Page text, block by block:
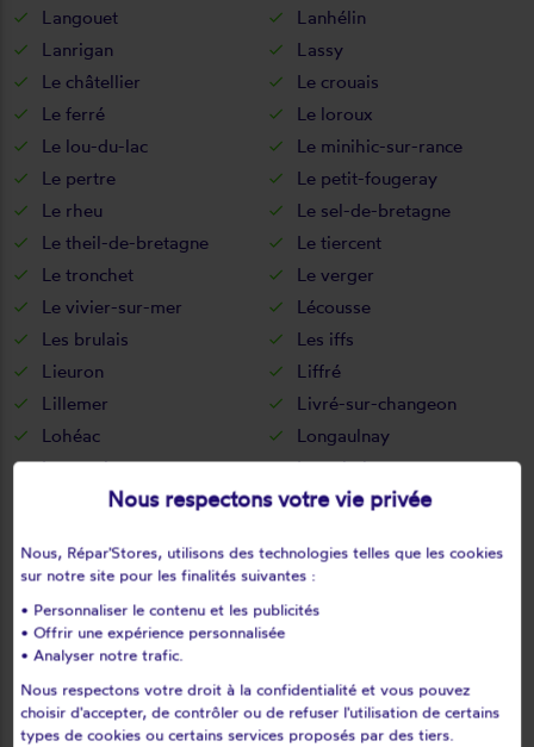
Langouet
Lanhélin
Lanrigan
Lassy
Le châtellier
Le crouais
Le ferré
Le loroux
Le lou-du-lac
Le minihic-sur-rance
Le pertre
Le petit-fougeray
Le rheu
Le sel-de-bretagne
Le theil-de-bretagne
Le tiercent
Le tronchet
Le verger
Le vivier-sur-mer
Lécousse
Les brulais
Les iffs
Lieuron
Liffré
Lillemer
Livré-sur-changeon
Lohéac
Longaulnay
Lourmais
Loutehel
Louvigné-de-bais
Louvigné-du-désert
Marcillé-raoul
Marcillé-robert
Maure-de-bretagne
Mecé
Meillac
Melesse
Mellé
Mernel
Nous respectons votre vie privée
Nous, Répar'Stores, utilisons des technologies telles que les cookies
sur notre site pour les finalités suivantes :
• Personnaliser le contenu et les publicités
• Offrir une expérience personnalisée
• Analyser notre trafic.
Nous respectons votre droit à la confidentialité et vous pouvez
choisir d'accepter, de contrôler ou de refuser l'utilisation de certains
types de cookies ou certains services proposés par des tiers.